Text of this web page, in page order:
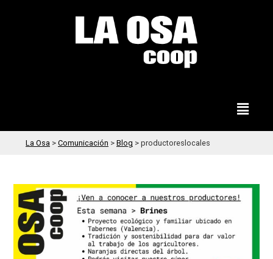
La Osa > Comunicación > Blog > productoreslocales